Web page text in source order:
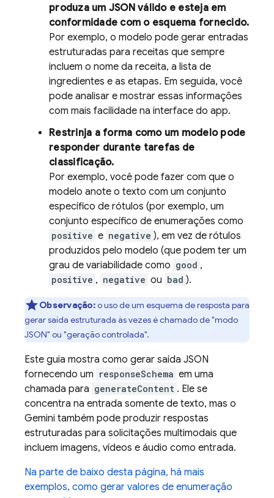
produza um JSON válido e esteja em
conformidade com o esquema fornecido.
Por exemplo, o modelo pode gerar entradas
estruturadas para receitas que sempre
incluem o nome da receita, a lista de
ingredientes e as etapas. Em seguida, você
pode analisar e mostrar essas informações
com mais facilidade na interface do app.
Restrinja a forma como um modelo pode
responder durante tarefas de
classificação.
Por exemplo, você pode fazer com que o
modelo anote o texto com um conjunto
específico de rótulos (por exemplo, um
conjunto específico de enumerações como
positive e negative ), em vez de rótulos
produzidos pelo modelo (que podem ter um
grau de variabilidade como good ,
positive , negative ou bad ).
Observação:o uso de um esquema de resposta para
gerar saída estruturada às vezes é chamado de "modo
JSON" ou "geração controlada".
Este guia mostra como gerar saída JSON
fornecendo um responseSchema em uma
chamada para generateContent . Ele se
concentra na entrada somente de texto, mas o
Gemini também pode produzir respostas
estruturadas para solicitações multimodais que
incluem imagens, vídeos e áudio como entrada.
Na parte de baixo desta página, há mais
exemplos, como gerar valores de enumeração